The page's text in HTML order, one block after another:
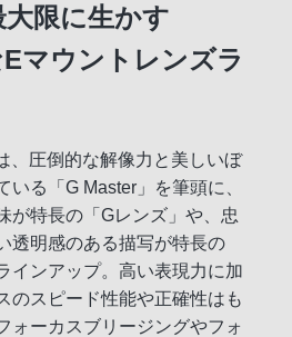
限に生かす
Eマウントレンズラ
、圧倒的な解像力と美しいぼ
いる「G Master」を筆頭に、
が特長の「Gレンズ」や、忠
透明感のある描写が特長の
インアップ。高い表現力に加
のスピード性能や正確性はも
ォーカスブリージングやフォ